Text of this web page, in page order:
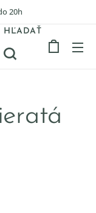
20h
HĽADAŤ